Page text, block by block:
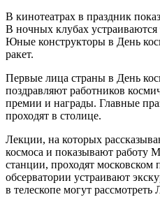
В кинотеатрах в праздник
В ночных клубах устраиваются
Юные конструкторы в День
ракет.
Первые лица страны в День
поздравляют работников
премии и награды. Главные
проходят в столице.
Лекции, на которых
космоса и показывают работу
станции, проходят московском
обсерватории устраивают
в телескопе могут рассмотреть